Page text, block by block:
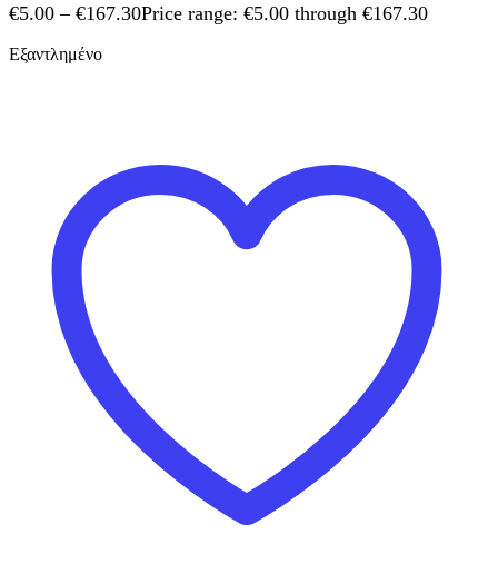
€5.00 – €167.30Price range: €5.00 through €167.30
Εξαντλημένο